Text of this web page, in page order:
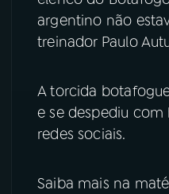
07ÚLTIMAS
ACOMPANHE A RÁDIO
argentino não
treinador Paulo
A torcida
e se despediu
redes sociais.
Saiba mais na